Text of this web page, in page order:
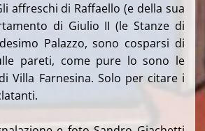
affreschi di Raffaello (e della sua
di Giulio II (le Stanze di
Palazzo, sono cosparsi di
pareti, come pure lo sono le
Villa Farnesina. Solo per citare i